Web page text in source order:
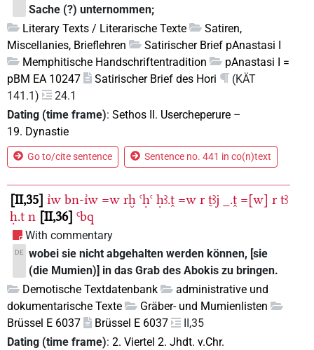
Sache (?) unternommen;
Literary Texts / Literarische Texte
Satiren,
Miscellanies, Brieflehren
Satirischer Brief pAnastasi I
Memphitische Handschriftentradition
pAnastasi I =
pBM EA 10247
Satirischer Brief des Hori
(KÄT
141.1)
24.1
Dating (time frame): Sethos II. Usercheperure –
19. Dynastie
Go to/cite sentence Sentence no. 441 in co(n)text
II,35 ı͗w bn-ı͗w =w rḫ ꜥḥꜥ ḥꜣ.ṱ =w r ṯꜣj _.ṱ =[w] r tꜣ
ḥ.t n II,36 Ꜥbq
With commentary
DE wobei sie nicht abgehalten werden können, [sie
(die Mumien)] in das Grab des Abokis zu bringen.
Demotische Textdatenbank
administrative und
dokumentarische Texte
Gräber- und Mumienlisten
Brüssel E 6037
Brüssel E 6037
II,35
Dating (time frame): 2. Viertel 2. Jhdt. v.Chr.